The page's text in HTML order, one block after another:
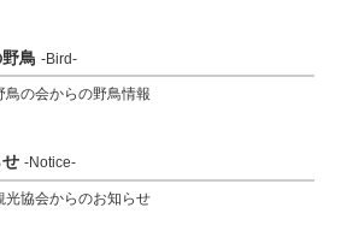
鳥 -Bird-
鳥の会からの野鳥情報
-Notice-
光協会からのお知らせ